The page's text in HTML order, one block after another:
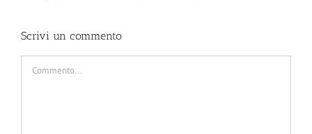
Scrivi un commento